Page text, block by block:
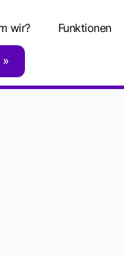
wir? Funktionen
Hyperlink